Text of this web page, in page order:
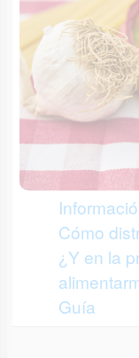
Cómo
¿Y en la
Guía